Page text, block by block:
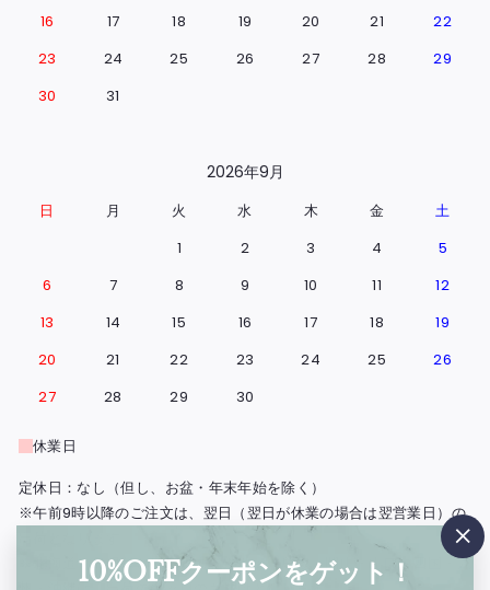
10%OFFクーポンをゲット！ "閉
16
17 18 19 20 21
22
23
24 25 26 27 28
29
30
31
2026年9月
日 月 火 水 木 金
土
1
2 3 4
5
6
7 8 9 10 11
12
13
14 15 16 17 18
19
20
21 22 23 24 25
26
27
28 29 30
休業日
定休日：なし（但し、お盆・年末年始を除く）
※午前9時以降のご注文は、翌日（翌日が休業の場合は翌営業日）の
※北海道・島根県と広島県の一部地域・鳥取・岡山・山口・四国・九